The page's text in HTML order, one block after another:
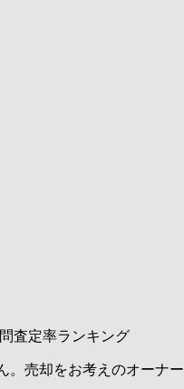
査定率ランキング
売却をお考えのオーナ